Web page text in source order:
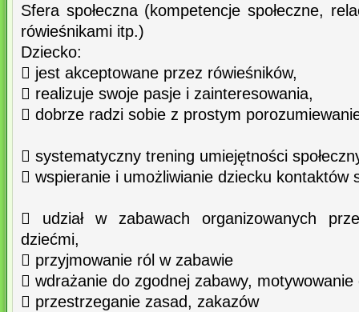
Sfera społeczna (kompetencje społeczne,
rówieśnikami itp.)
Dziecko:
 jest akceptowane przez rówieśników,
 realizuje swoje pasje i zainteresowania,
 dobrze radzi sobie z prostym
 systematyczny trening umiejętności
 wspieranie i umożliwianie dziecku kontaktów
 udział w zabawach organizowanych
dziećmi,
 przyjmowanie ról w zabawie
 wdrażanie do zgodnej zabawy,
 przestrzeganie zasad, zakazów